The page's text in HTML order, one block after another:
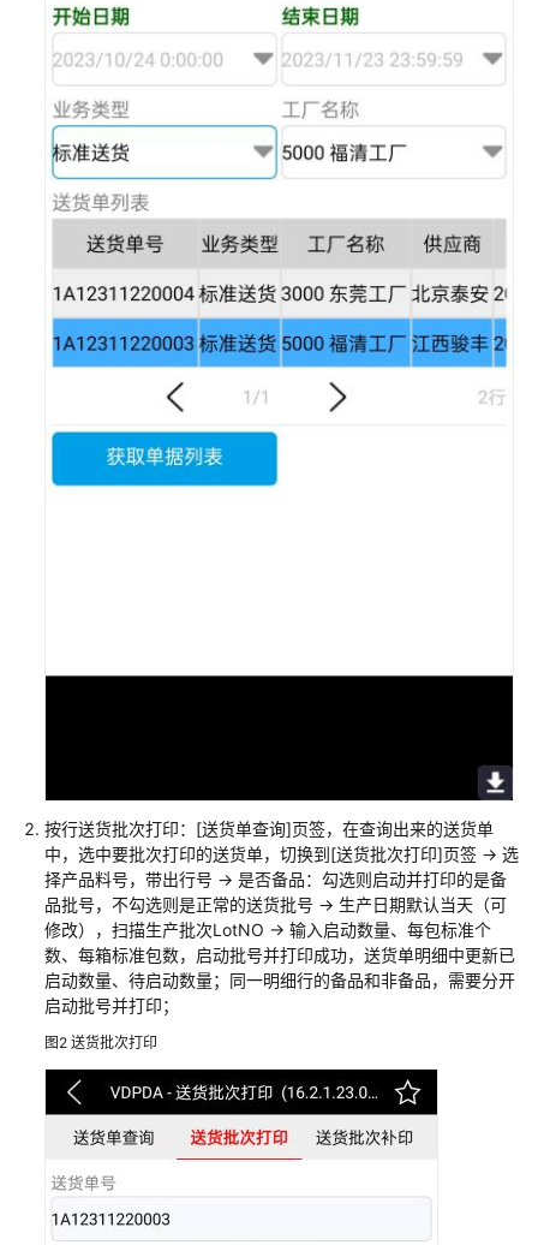
数
据
基
设
施
解
决
方
美
云
智
品
划
案
数
字
化
工
厂
解
决
方
案
方
CAXA
按行送货批次打印：[送货单查询]页签，在查询出来的送货单
中，选中要批次打印的送货单，切换到[送货批次打印]页签 -> 选
择产品料号，带出行号 -> 是否备品：勾选则启动并打印的是备
品批号，不勾选则是正常的送货批号 -> 生产日期默认当天（可
修改），扫描生产批次LotNO -> 输入启动数量、每包标准个
数、每箱标准包数，启动批号并打印成功，送货单明细中更新已
启动数量、待启动数量；同一明细行的备品和非备品，需要分开
启动批号并打印；
图2 送货批次打印